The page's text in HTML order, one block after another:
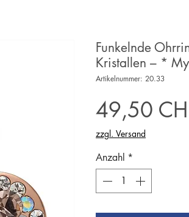
Funkelnde
Kristallen – *
Artikelnummer: 20.33
49,50
zzgl. Versand
Anzahl *